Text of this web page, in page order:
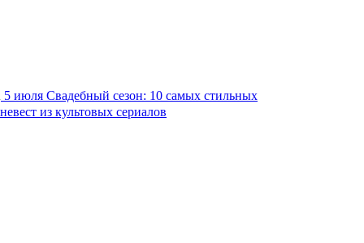
5 июля Свадебный сезон: 10 самых стильных
невест из культовых сериалов